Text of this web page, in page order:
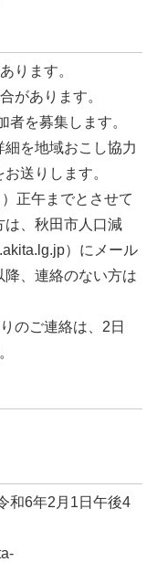
ります。
があります。
を募集します。
を地域おこし協力
送りします。
正午までとさせて
は、秋田市人口減
）にメール
、連絡のない方は
のご連絡は、2日
和6年2月1日午後4